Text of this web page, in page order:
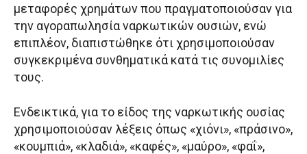
μεταφορές χρημάτων που πραγματοποιούσαν για
την αγοραπωλησία ναρκωτικών ουσιών, ενώ
επιπλέον, διαπιστώθηκε ότι χρησιμοποιούσαν
συγκεκριμένα συνθηματικά κατά τις συνομιλίες
τους.
Ενδεικτικά, για το είδος της ναρκωτικής ουσίας
χρησιμοποιούσαν λέξεις όπως «χιόνι», «πράσινο»,
«κουμπιά», «κλαδιά», «καφές», «μαύρο», «φαΐ»,